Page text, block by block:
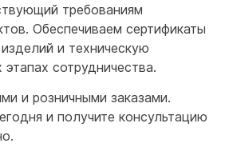
требованиям
Обеспечиваем сертификаты
и техническую
сотрудничества.
и розничными заказами.
и получите консультацию